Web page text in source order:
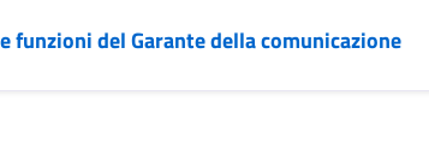
funzioni del Garante della comunicazione